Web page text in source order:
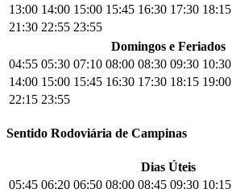
13:00 14:00 15:00 15:45 16:30 17:30 18:15
21:30 22:55 23:55
Domingos e Feriados
04:55 05:30 07:10 08:00 08:30 09:30 10:30
14:00 15:00 15:45 16:30 17:30 18:15 19:00
22:15 23:55
Sentido Rodoviária de Campinas
Dias Úteis
05:45 06:20 06:50 08:00 08:45 09:30 10:15